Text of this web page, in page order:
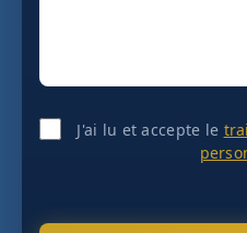
J'ai lu et accepte le